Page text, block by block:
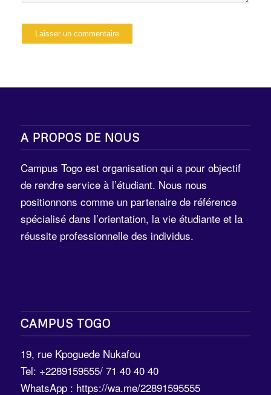
A PROPOS DE NOUS
Campus Togo est organisation qui a pour objectif
de rendre service à l’étudiant. Nous nous
positionnons comme un partenaire de référence
spécialisé dans l’orientation, la vie étudiante et la
réussite professionnelle des individus.
CAMPUS TOGO
19, rue Kpoguede Nukafou
Tel: +2289159555/ 71 40 40 40
WhatsApp : https://wa.me/22891595555